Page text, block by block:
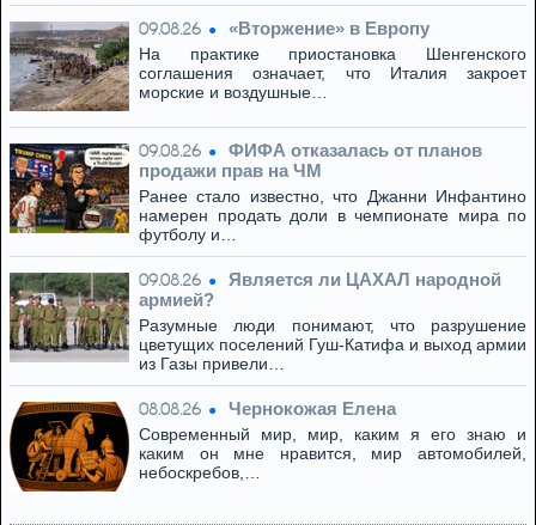
09.08.26 «Вторжение» в Европу
На практике приостановка Шенгенского
соглашения означает, что Италия закроет
морские и воздушные…
09.08.26
ФИФА отказалась от планов
продажи прав на ЧМ
Ранее стало известно, что Джанни Инфантино
намерен продать доли в чемпионате мира по
футболу и…
09.08.26
Является ли ЦАХАЛ народной
армией?
Разумные люди понимают, что разрушение
цветущих поселений Гуш-Катифа и выход армии
из Газы привели…
08.08.26 Чернокожая Елена
Современный мир, мир, каким я его знаю и
каким он мне нравится, мир автомобилей,
небоскребов,…